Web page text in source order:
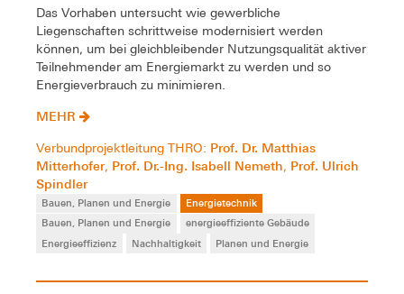
Das Vorhaben untersucht wie gewerbliche
Liegenschaften schrittweise modernisiert werden
können, um bei gleichbleibender Nutzungsqualität aktiver
Teilnehmender am Energiemarkt zu werden und so
Energieverbrauch zu minimieren.
MEHR
Verbundprojektleitung THRO: Prof. Dr. Matthias
Mitterhofer, Prof. Dr.-Ing. Isabell Nemeth, Prof. Ulrich
Spindler
Bauen, Planen und Energie
Energietechnik
Bauen, Planen und Energie
energieeffiziente Gebäude
Energieeffizienz
Nachhaltigkeit Planen und Energie